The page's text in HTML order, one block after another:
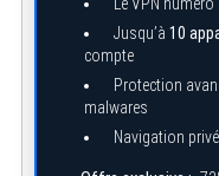
Jusqu’à 10
compte
Protection
malwares
Navigation